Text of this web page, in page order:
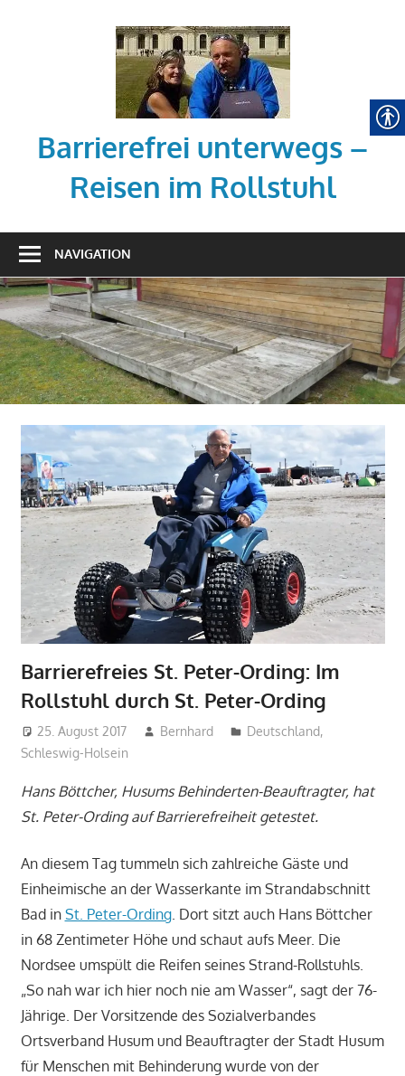
Barrierefrei unterwegs –
Reisen im Rollstuhl
zum
Reisen
mit
dem
Rollstuhl
NAVIGATION
Barrierefreies St. Peter-Ording: Im
Rollstuhl durch St. Peter-Ording
25. August 2017 Bernhard Deutschland,
Schleswig-Holsein
Hans Böttcher, Husums Behinderten-Beauftragter, hat
St. Peter-Ording auf Barrierefreiheit getestet.
An diesem Tag tummeln sich zahlreiche Gäste und
Einheimische an der Wasserkante im Strandabschnitt
Bad in St. Peter-Ording. Dort sitzt auch Hans Böttcher
in 68 Zentimeter Höhe und schaut aufs Meer. Die
Nordsee umspült die Reifen seines Strand-Rollstuhls.
„So nah war ich hier noch nie am Wasser“, sagt der 76-
Jährige. Der Vorsitzende des Sozialverbandes
Ortsverband Husum und Beauftragter der Stadt Husum
für Menschen mit Behinderung wurde von der